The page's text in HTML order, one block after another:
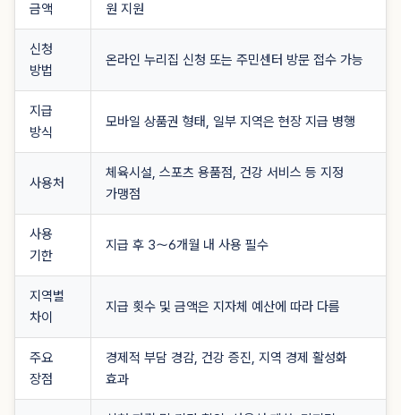
금액
원 지원
신청
방법
온라인 누리집 신청 또는 주민센터 방문 접수 가능
지급
방식
모바일 상품권 형태, 일부 지역은 현장 지급 병행
사용처
체육시설, 스포츠 용품점, 건강 서비스 등 지정
가맹점
사용
기한
지급 후 3〜6개월 내 사용 필수
지역별
차이
지급 횟수 및 금액은 지자체 예산에 따라 다름
주요
장점
경제적 부담 경감, 건강 증진, 지역 경제 활성화
효과